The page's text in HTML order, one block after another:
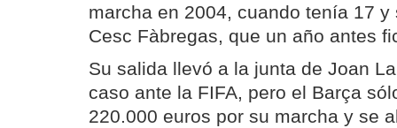
marcha en 2004, cuando tenía 17
Cesc Fàbregas, que un año antes
Su salida llevó a la junta de Joan
caso ante la FIFA, pero el Barça
220.000 euros por su marcha y se